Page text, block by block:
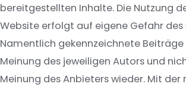
bereitgestellten Inhalte. Die Nutzung
Website erfolgt auf eigene Gefahr des
Namentlich gekennzeichnete
Meinung des jeweiligen Autors und
Meinung des Anbieters wieder. Mit der